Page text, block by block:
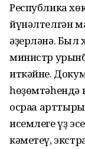
Республика
йүнәлтелгән
әҙерләнә. Был
министр
иткәйне.
осраҡҡа
исемлеге үҙ
кәметеү,